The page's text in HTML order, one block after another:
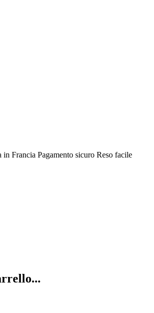
in Francia Pagamento sicuro Reso facile